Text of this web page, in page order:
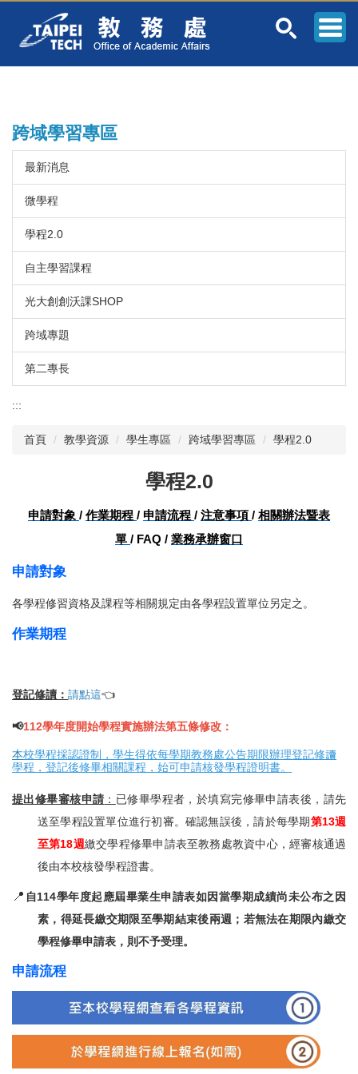
跨域學習專區
最新消息
微學程
學程2.0
自主學習課程
光大創創沃課SHOP
跨域專題
第二專長
:::
首頁 教學資源 學生專區 跨域學習專區 學程2.0
學程2.0
申請對象 / 作業期程 / 申請流程 / 注意事項 / 相關辦法暨表
單 / FAQ / 業務承辦窗口
申請對象
各學程修習資格及課程等相關規定由各學程設置單位另定之。
作業期程
登記修讀： 請點這👈
📢112學年度開始學程實施辦法第五條修改：
本校學程採認證制，學生得依每學期教務處公告期限辦理登記修讀
學程，登記後修畢相關課程，始可申請核發學程證明書。
提出修畢審核申請 ： 已修畢學程者，於填寫完修畢申請表後，請先
送至學程設置單位進行初審。確認無誤後，請於每學期第13週
至第18週繳交學程修畢申請表至教務處教資中心，經審核通過
後由本校核發學程證書。
📍 自114學年度起應屆畢業生申請表如因當學期成績尚未公布之因
素，得延長繳交期限至學期結束後兩週；若無法在期限內繳交
學程修畢申請表，則不予受理。
申請流程